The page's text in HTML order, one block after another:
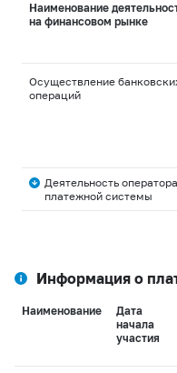
Наименование
на финансовом рынке
Осуществление
операций
Деятельность оператора
платежной системы
Информация о
Наименование
Дата
начала
участия